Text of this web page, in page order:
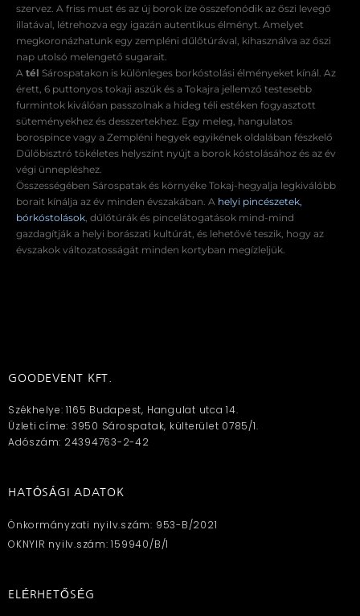
szervez. A friss must és az új borok íze összefonódik az őszi levegő
illatával, létrehozva egy igazán autentikus élményt. Amelyet
megkoronázhatunk egy zempléni dűlőtúrával, kihasználva az őszi
nap utolsó melengető sugarait.
A tél Sárospatakon is különleges borkóstolási élményeket kínál. Az
érett, 6 puttonyos tokaji aszúk és a Tokajra jellemző testesebb
furmintok kiválóan passzolnak a hideg téli estéken fogyasztott
süteményekhez és desszertekhez. Egy meleg, hangulatos
borospince vagy a Zempléni hegyek egyikének oldalában fészkelő
Dűlőbisztró tökéletes helyszínt nyújt a borok kóstolásához és az év
végi ünnepléshez.
Összességében Sárospatak és környéke Tokaj-hegyalja legkiválóbb
borait kínálja az év minden évszakában. A helyi pincészetek,
bórkóstolások, dűlőtúrák és pincelátogatások mind-mind
gazdagítják a helyi borászati kultúrát, és lehetővé teszik, hogy az
évszakok változatosságát minden kortyban megízleljük.
GOODEVENT KFT.
Székhelye: 1165 Budapest, Hangulat utca 14.
Üzleti címe: 3950 Sárospatak, külterület 0785/1.
Adószám: 24394763-2-42
HATÓSÁGI ADATOK
Önkormányzati nyilv.szám: 953-B/2021
OKNYIR nyilv.szám: 159940/B/1
ELÉRHETŐSÉG